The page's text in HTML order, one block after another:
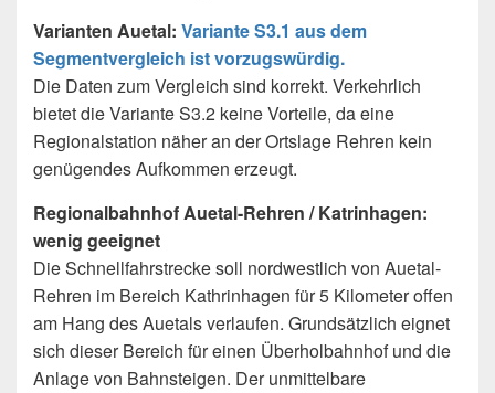
Varianten Auetal: Variante S3.1 aus dem
Segmentvergleich ist vorzugswürdig.
Die Daten zum Vergleich sind korrekt. Verkehrlich
bietet die Variante S3.2 keine Vorteile, da eine
Regionalstation näher an der Ortslage Rehren kein
genügendes Aufkommen erzeugt.
Regionalbahnhof Auetal-Rehren / Katrinhagen:
wenig geeignet
Die Schnellfahrstrecke soll nordwestlich von Auetal-
Rehren im Bereich Kathrinhagen für 5 Kilometer offen
am Hang des Auetals verlaufen. Grundsätzlich eignet
sich dieser Bereich für einen Überholbahnhof und die
Anlage von Bahnsteigen. Der unmittelbare